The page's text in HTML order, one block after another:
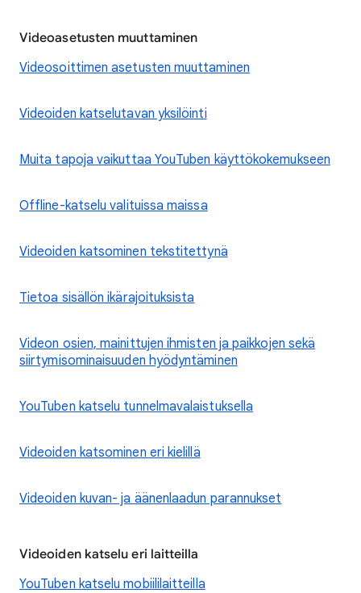
Videoasetusten muuttaminen
Videosoittimen asetusten muuttaminen
Videoiden katselutavan yksilöinti
Muita tapoja vaikuttaa YouTuben käyttökokemukseen
Offline-katselu valituissa maissa
Videoiden katsominen tekstitettynä
Tietoa sisällön ikärajoituksista
Videon osien, mainittujen ihmisten ja paikkojen sekä
siirtymisominaisuuden hyödyntäminen
YouTuben katselu tunnelmavalaistuksella
Videoiden katsominen eri kielillä
Videoiden kuvan- ja äänenlaadun parannukset
Videoiden katselu eri laitteilla
YouTuben katselu mobiililaitteilla